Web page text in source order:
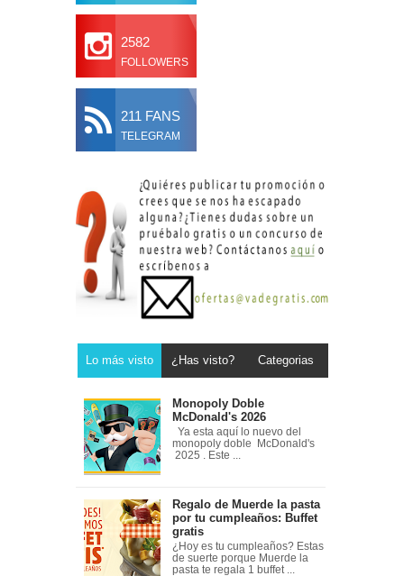
2582
FOLLOWERS
211 FANS
TELEGRAM
Lo más visto ¿Has visto? Categorias
Monopoly Doble
McDonald's 2026
Ya esta aquí lo nuevo del
monopoly doble McDonald's
2025 . Este ...
Regalo de Muerde la pasta
por tu cumpleaños: Buffet
gratis
¿Hoy es tu cumpleaños? Estas
de suerte porque Muerde la
pasta te regala 1 buffet ...